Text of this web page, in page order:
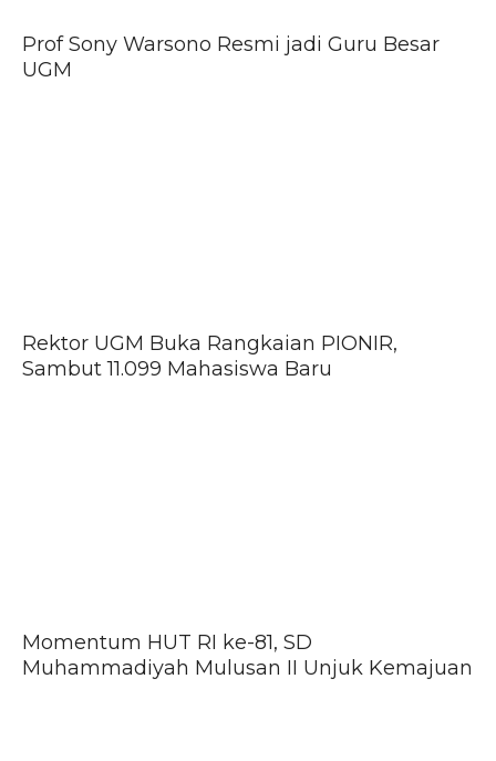
Prof Sony Warsono Resmi jadi Guru Besar
UGM
Rektor UGM Buka Rangkaian PIONIR,
Sambut 11.099 Mahasiswa Baru
Momentum HUT RI ke-81, SD
Muhammadiyah Mulusan II Unjuk Kemajuan